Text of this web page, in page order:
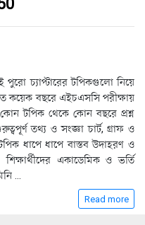
পুরো চ্যাপ্টারের টপিকগুলো নিয়ে
গত কয়েক বছরে এইচএসসি পরীক্ষায়
কোন টপিক থেকে কোন বছরে প্রশ্ন
তথ্য ও সংজ্ঞা চার্ট, গ্রাফ ও
ধাপে ধাপে বাস্তব উদাহরণ ও
একাডেমিক ও ভর্তি
...
Read more